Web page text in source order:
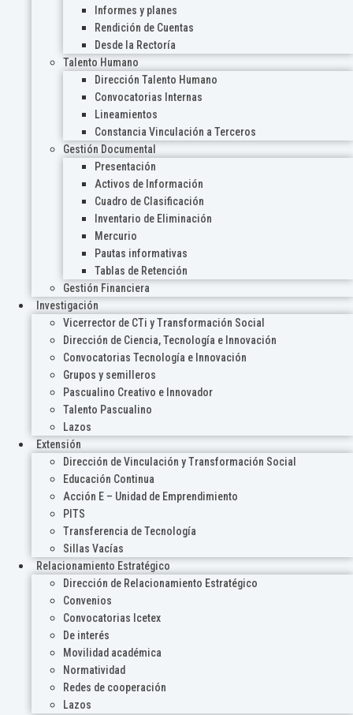
Informes y planes
Rendición de Cuentas
Desde la Rectoría
Talento Humano
Dirección Talento Humano
Convocatorias Internas
Lineamientos
Constancia Vinculación a Terceros
Gestión Documental
Presentación
Activos de Información
Cuadro de Clasificación
Inventario de Eliminación
Mercurio
Pautas informativas
Tablas de Retención
Gestión Financiera
Investigación
Vicerrector de CTi y Transformación Social
Dirección de Ciencia, Tecnología e Innovación
Convocatorias Tecnología e Innovación
Grupos y semilleros
Pascualino Creativo e Innovador
Talento Pascualino
Lazos
Extensión
Dirección de Vinculación y Transformación Social
Educación Continua
Acción E – Unidad de Emprendimiento
PITS
Transferencia de Tecnología
Sillas Vacías
Relacionamiento Estratégico
Dirección de Relacionamiento Estratégico
Convenios
Convocatorias Icetex
De interés
Movilidad académica
Normatividad
Redes de cooperación
Lazos